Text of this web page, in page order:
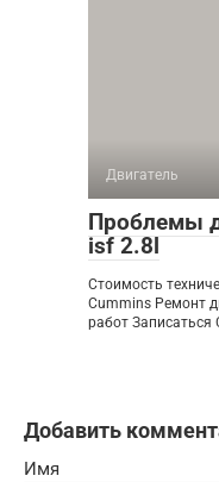
Двигатель
Проблемы
isf 2.8l
Стоимость
Cummins Ремонт
работ Записаться
Добавить
Имя